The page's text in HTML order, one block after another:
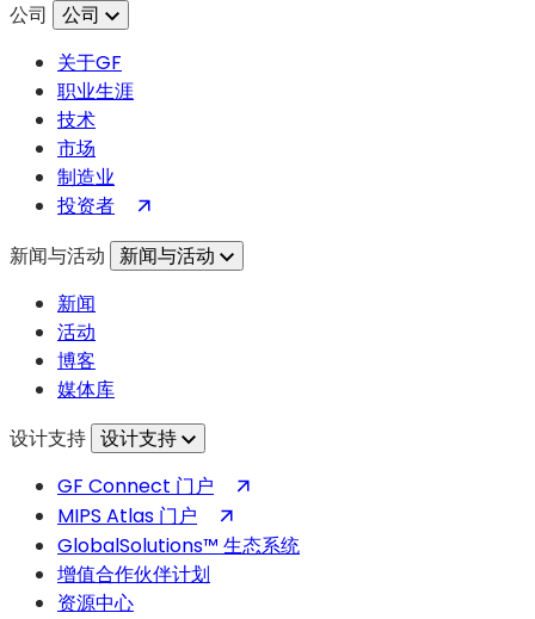
公司
公司
关于GF
职业生涯
技术
市场
制造业
投资者
标
新闻与活动 新闻与活动
新闻
活动
博客
媒体库
设计支持
设计支持
GF Connect 门户
标
MIPS Atlas 门户
新
GlobalSolutions™ 生态系统
增值合作伙伴计划
资源中心